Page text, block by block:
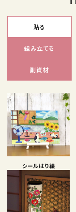
貼る
組み立てる
副資材
シールはり絵